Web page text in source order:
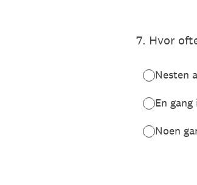
7. Hvor
Nesten
En
Noen